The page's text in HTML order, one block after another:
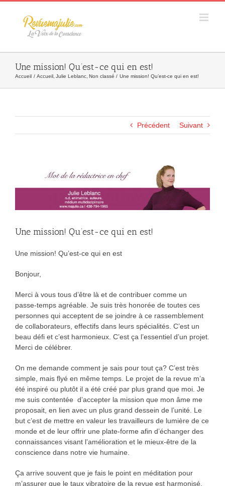
Skip
Une mission! Qu’est-ce qui en est!
Accueil Accueil Julie Leblanc Non classé Une mission! Qu’est-ce qui en est!
Précédent Suivant
l&apos;image
Une mission! Qu’est-ce qui en est!
Une mission! Qu’est-ce qui en est
Bonjour,
Merci à vous tous d’être là et de contribuer comme un
passe-temps agréable. Je suis très honorée de toutes ces
personnes qui acceptent de se joindre à ce rassemblement
de collaborateurs, effectifs dans leurs spécialités. C’est un
beau défi et c’est harmonieux. C’est ça l’essentiel d’un projet.
Merci de célébrer.
On me demande comment je sais pour tout ça? C’est très
simple, mais flyé en même temps. Le projet de la revue m’a
été inspiré ou plutôt il a été créé par plus grand que moi. Je
me suis contentée d’accepter la mission que mon âme me
proposait, en lien avec un plus grand dessein de l’unité. Le
but c’est de mettre en valeur les travailleurs de lumière de ce
monde et de leur offrir une plate-forme afin d’échanger des
connaissances visant l’amélioration et le mieux-être de la
conscience dans notre vie humaine.
Ça arrive souvent que je fais le point en méditation pour
m’assurer que le taux vibratoire de la revue est harmonisé,